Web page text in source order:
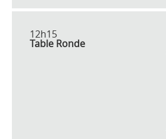
12h15
Table Ronde